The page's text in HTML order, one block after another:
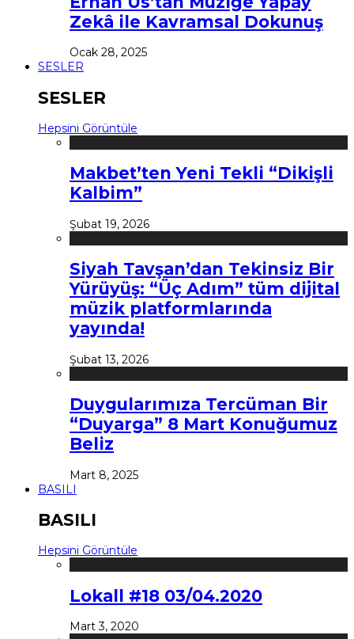
Zekâ ile Kavramsal Dokunuş
Ocak 28, 2025
SESLER
SESLER
Hepsini Görüntüle
Makbet’ten Yeni Tekli “Dikişli
Kalbim”
Şubat 19, 2026
Siyah Tavşan’dan Tekinsiz Bir
Yürüyüş: “Üç Adım” tüm dijital
müzik platformlarında
yayında!
Şubat 13, 2026
Duygularımıza Tercüman Bir
“Duyarga” 8 Mart Konuğumuz
Beliz
Mart 8, 2025
BASILI
BASILI
Hepsini Görüntüle
Lokall #18 03/04.2020
Mart 3, 2020